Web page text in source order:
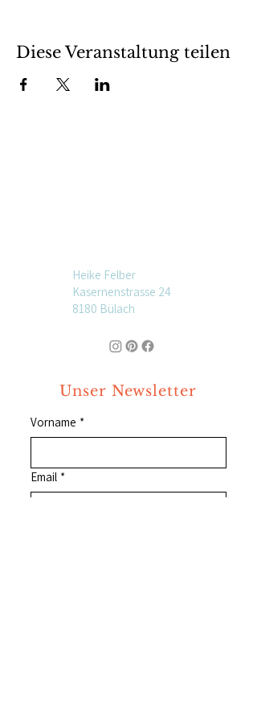
Diese Veranstaltung teilen
Heike Felber
Kasernenstrasse 24
8180 Bülach
Unser Newsletter
Vorname *
Email *